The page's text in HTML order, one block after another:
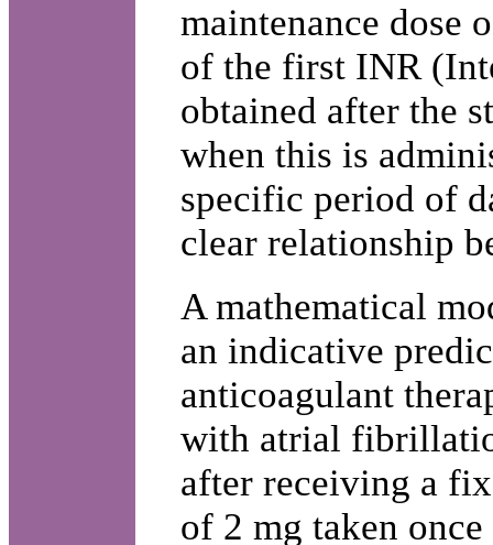
maintenance dose
of the first INR
obtained after the
when this is
specific period of
clear relationship
A mathematical
an indicative
anticoagulant
with atrial
after receiving a
of 2 mg taken